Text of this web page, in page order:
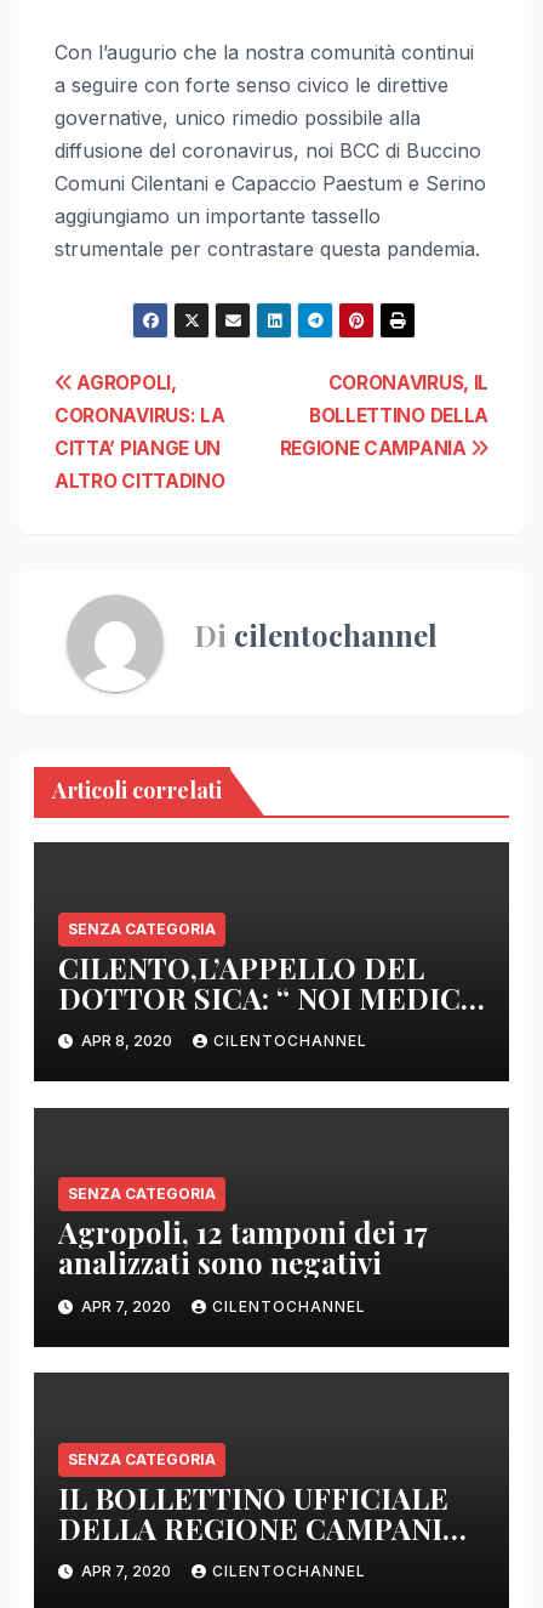
Con l’augurio che la nostra comunità continui
a seguire con forte senso civico le direttive
governative, unico rimedio possibile alla
diffusione del coronavirus, noi BCC di Buccino
Comuni Cilentani e Capaccio Paestum e Serino
aggiungiamo un importante tassello
strumentale per contrastare questa pandemia.
Navigazione
articoli
CORONAVIRUS, IL
BOLLETTINO DELLA
REGIONE CAMPANIA
AGROPOLI,
CORONAVIRUS: LA
CITTA’ PIANGE UN
ALTRO CITTADINO
Di cilentochannel
Articoli correlati
SENZA CATEGORIA
CILENTO,L’APPELLO DEL
DOTTOR SICA: “ NOI MEDICI
DI BASE SIAMO SENZA ARMI
E SENZA PRESIDI”
APR 8, 2020 CILENTOCHANNEL
SENZA CATEGORIA
Agropoli, 12 tamponi dei 17
analizzati sono negativi
APR 7, 2020 CILENTOCHANNEL
SENZA CATEGORIA
IL BOLLETTINO UFFICIALE
DELLA REGIONE CAMPANIA
DELLE ORE 22.00
APR 7, 2020 CILENTOCHANNEL